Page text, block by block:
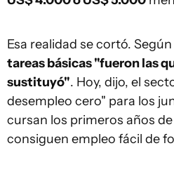
Esa realidad se cortó.
tareas básicas "fueron las
sustituyó". Hoy, dijo, el
desempleo cero" para los
cursan los primeros años
consiguen empleo fácil de